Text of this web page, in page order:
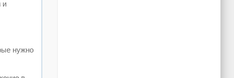
и
нужно